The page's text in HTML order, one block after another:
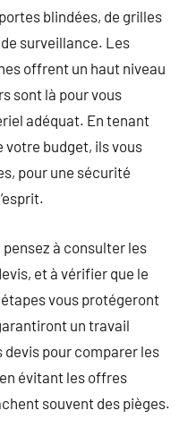
blindées, de grilles
surveillance. Les
offrent un haut niveau
sont là pour vous
adéquat. En tenant
votre budget, ils vous
pour une sécurité
à consulter les
et à vérifier que le
vous protégeront
un travail
pour comparer les
évitant les offres
souvent des pièges.